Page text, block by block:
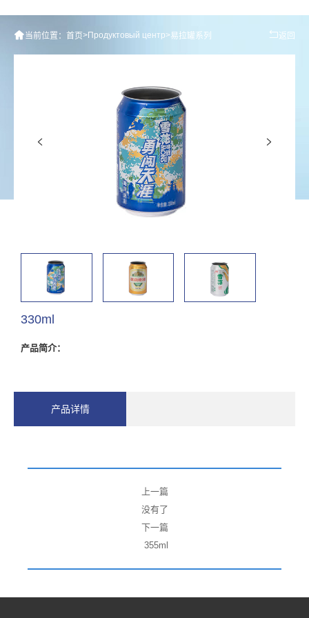
当前位置： 首页>Продуктовый центр>易拉罐系列 返回
330ml
产品简介：
产品详情
上一篇
没有了
下一篇
355ml